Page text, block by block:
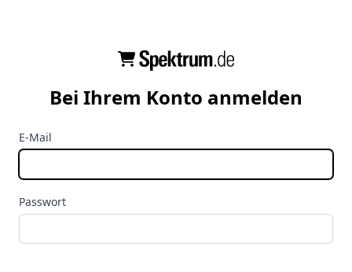
Bei Ihrem Konto anmelden
E-Mail
Passwort